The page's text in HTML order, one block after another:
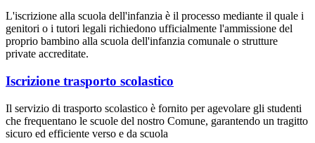
L'iscrizione alla scuola dell'infanzia è il processo mediante il quale i
genitori o i tutori legali richiedono ufficialmente l'ammissione del
proprio bambino alla scuola dell'infanzia comunale o strutture
private accreditate.
Iscrizione trasporto scolastico
Il servizio di trasporto scolastico è fornito per agevolare gli studenti
che frequentano le scuole del nostro Comune, garantendo un tragitto
sicuro ed efficiente verso e da scuola